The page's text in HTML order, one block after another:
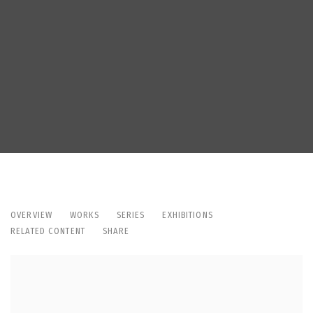
LIZA ARTAMONOVA
OVERVIEW WORKS SERIES
EXHIBITIONS
RELATED CONTENT
SHARE